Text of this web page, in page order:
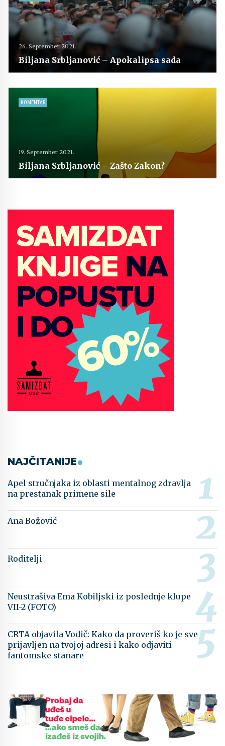
26. September 2021.
Biljana Srbljanović – Apokalipsa sada
KOMENTAR
19. September 2021.
Biljana Srbljanović – Zašto Zakon?
NAJČITANIJE
Apel stručnjaka iz oblasti mentalnog zdravlja
na prestanak primene sile
Ana Božović
Roditelji
Neustrašiva Ema Kobiljski iz poslednje klupe
VII-2 (FOTO)
CRTA objavila Vodič: Kako da proveriš ko je sve
prijavljen na tvojoj adresi i kako odjaviti
fantomske stanare